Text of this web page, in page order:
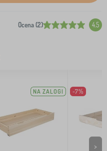
Ocena (2) 4.5
NA ZALOGI -7%
>